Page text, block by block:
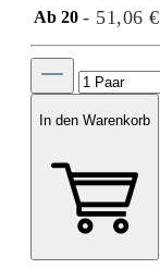
Ab 20 - 51,06 €
In den Warenkorb